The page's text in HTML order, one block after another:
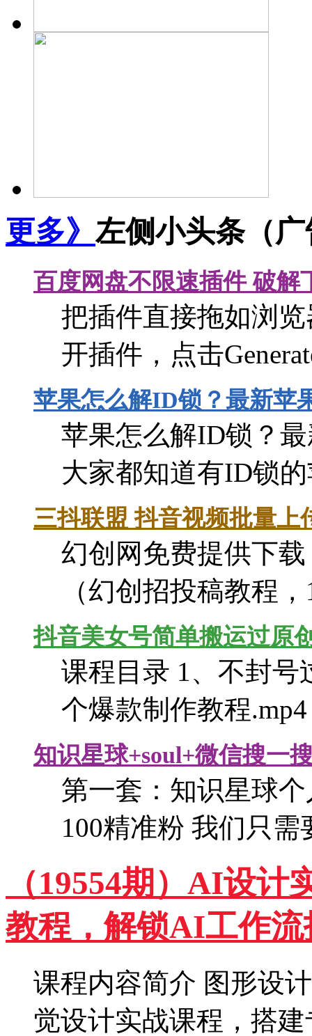
更多》 左侧小头条（
百度网盘不限速插件 破解
把插件直接拖如浏
开插件，点击
苹果怎么解ID锁？最新苹
苹果怎么解ID锁？
大家都知道有ID锁
三抖联盟 抖音视频批量上
幻创网免费提供下
（幻创招投稿教程
抖音美女号简单搬运过原
课程目录 1、不封号
个爆款制作教程
知识星球+soul+微信搜一
第一套：知识星球
100精准粉 我们只需
（19554期）AI设
教程，解锁AI工作流
课程内容简介 图形设
觉设计实战课程，搭